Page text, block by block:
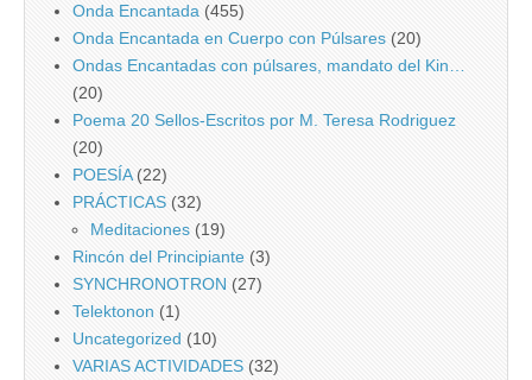
Onda Encantada (455)
Onda Encantada en Cuerpo con Púlsares (20)
Ondas Encantadas con púlsares, mandato del Kin…
(20)
Poema 20 Sellos-Escritos por M. Teresa Rodriguez
(20)
POESÍA(22)
PRÁCTICAS (32)
Meditaciones (19)
Rincón del Principiante (3)
SYNCHRONOTRON (27)
Telektonon (1)
Uncategorized (10)
VARIAS ACTIVIDADES (32)